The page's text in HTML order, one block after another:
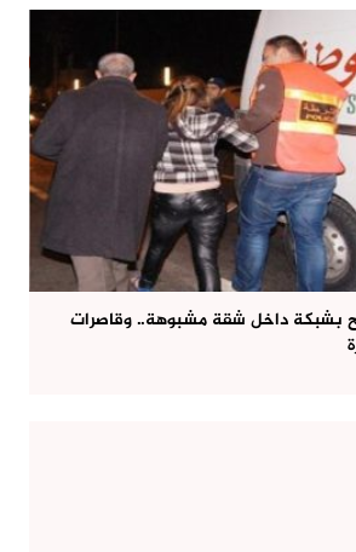
بشبكة داخل شقة مشبوهة.. وقاصرات